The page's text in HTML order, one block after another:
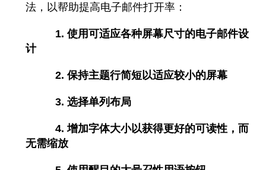
法，以帮助提高电子邮件打开率：
1. 使用可适应各种屏幕尺寸的电子邮件设
计
2. 保持主题行简短以适应较小的屏幕
3. 选择单列布局
4. 增加字体大小以获得更好的可读性，而
无需缩放